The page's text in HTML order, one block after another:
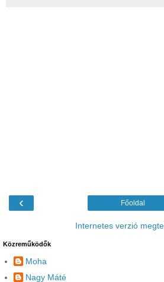
‹ Főoldal
Internetes verzió
Közreműködők
Moha
Nagy Máté